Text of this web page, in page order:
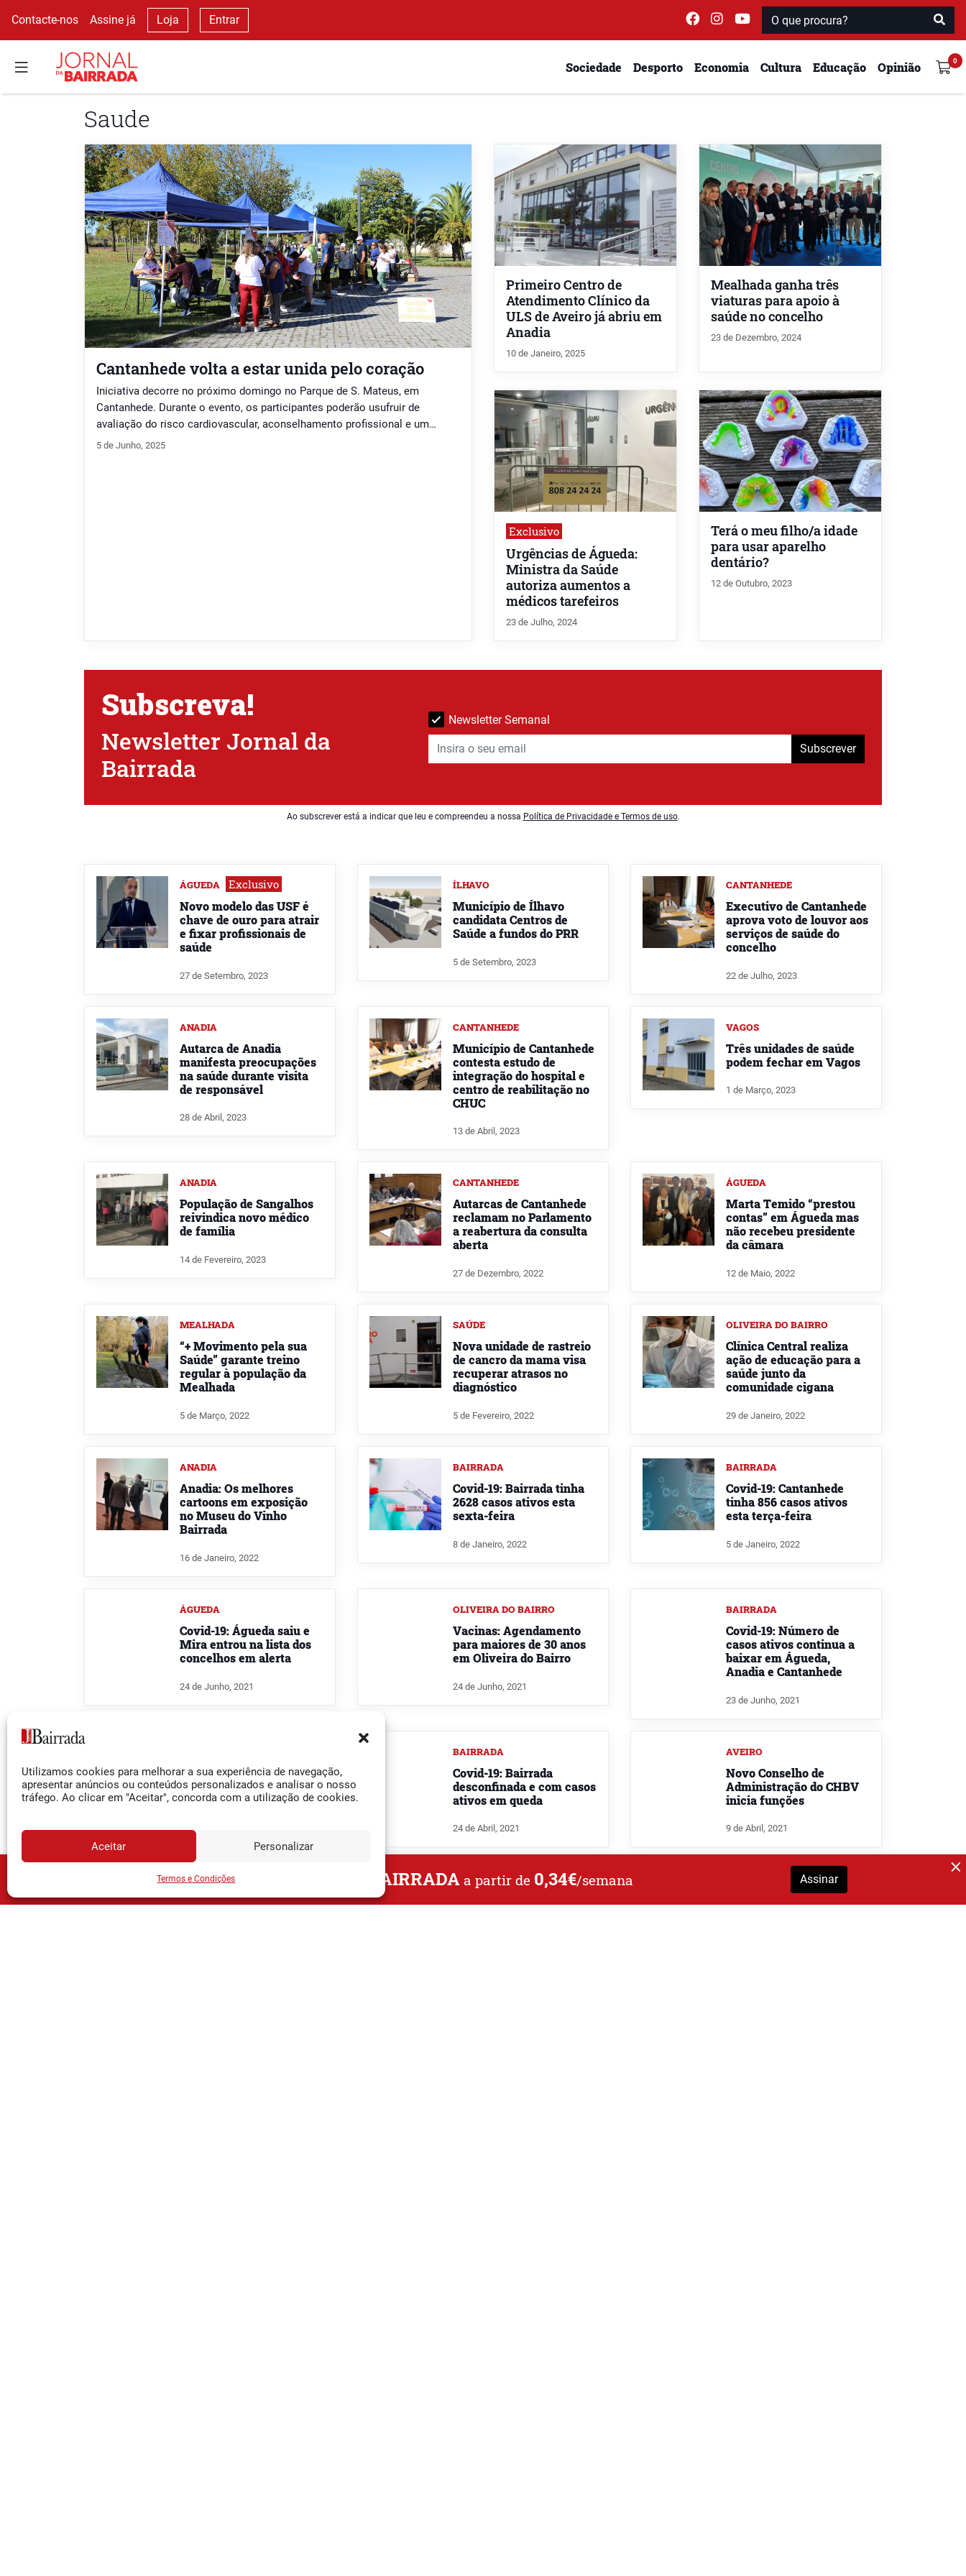
Utilizamos cookies para melhorar a sua experiência de navegação,
apresentar anúncios ou conteúdos personalizados e analisar o nosso
tráfego. Ao clicar em "Aceitar", concorda com a utilização de cookies.
Aceitar Personalizar
Termos e Condições
Contacte-nos Assine já Loja Entrar
Sociedade Desporto Economia Cultura Educação Opinião
Saude
Cantanhede volta a estar unida pelo coração
Iniciativa decorre no próximo domingo no Parque de S. Mateus, em
Cantanhede. Durante o evento, os participantes poderão usufruir de
avaliação do risco cardiovascular, aconselhamento profissional e um
conjunto alargado de atividades.
5 de Junho, 2025
Primeiro Centro de
Atendimento Clínico da
ULS de Aveiro já abriu em
Anadia
10 de Janeiro, 2025
Mealhada ganha três
viaturas para apoio à
saúde no concelho
23 de Dezembro, 2024
Exclusivo
Urgências de Águeda:
Ministra da Saúde
autoriza aumentos a
médicos tarefeiros
23 de Julho, 2024
Terá o meu filho/a idade
para usar aparelho
dentário?
12 de Outubro, 2023
Subscreva!
Newsletter Jornal da
Bairrada
Newsletter Semanal
Subscrever
Ao subscrever está a indicar que leu e compreendeu a nossa Política de Privacidade e Termos de uso.
ÁGUEDA Exclusivo
Novo modelo das USF é
chave de ouro para atrair
e fixar profissionais de
saúde
27 de Setembro, 2023
ÍLHAVO
Município de Ílhavo
candidata Centros de
Saúde a fundos do PRR
5 de Setembro, 2023
CANTANHEDE
Executivo de Cantanhede
aprova voto de louvor aos
serviços de saúde do
concelho
22 de Julho, 2023
ANADIA
Autarca de Anadia
manifesta preocupações
na saúde durante visita
de responsável
28 de Abril, 2023
CANTANHEDE
Município de Cantanhede
contesta estudo de
integração do hospital e
centro de reabilitação no
CHUC
13 de Abril, 2023
VAGOS
Três unidades de saúde
podem fechar em Vagos
1 de Março, 2023
ANADIA
População de Sangalhos
reivindica novo médico
de família
14 de Fevereiro, 2023
CANTANHEDE
Autarcas de Cantanhede
reclamam no Parlamento
a reabertura da consulta
aberta
27 de Dezembro, 2022
ÁGUEDA
Marta Temido “prestou
contas” em Águeda mas
não recebeu presidente
da câmara
12 de Maio, 2022
MEALHADA
“+ Movimento pela sua
Saúde” garante treino
regular à população da
Mealhada
5 de Março, 2022
SAÚDE
Nova unidade de rastreio
de cancro da mama visa
recuperar atrasos no
diagnóstico
5 de Fevereiro, 2022
OLIVEIRA DO BAIRRO
Clínica Central realiza
ação de educação para a
saúde junto da
comunidade cigana
29 de Janeiro, 2022
ANADIA
Anadia: Os melhores
cartoons em exposição
no Museu do Vinho
Bairrada
16 de Janeiro, 2022
BAIRRADA
Covid-19: Bairrada tinha
2628 casos ativos esta
sexta-feira
8 de Janeiro, 2022
BAIRRADA
Covid-19: Cantanhede
tinha 856 casos ativos
esta terça-feira
5 de Janeiro, 2022
ÁGUEDA
Covid-19: Águeda saiu e
Mira entrou na lista dos
concelhos em alerta
24 de Junho, 2021
OLIVEIRA DO BAIRRO
Vacinas: Agendamento
para maiores de 30 anos
em Oliveira do Bairro
24 de Junho, 2021
BAIRRADA
Covid-19: Número de
casos ativos continua a
baixar em Águeda,
Anadia e Cantanhede
23 de Junho, 2021
Vereadora critica ritmo
de vacinação e Saúde
responde com números
5 de Maio, 2021
BAIRRADA
Covid-19: Bairrada
desconfinada e com casos
ativos em queda
24 de Abril, 2021
AVEIRO
Novo Conselho de
Administração do CHBV
inicia funções
9 de Abril, 2021
COVID-19
2.ª fase de testagem nas
LIFESTYLE
Com mais de 50 proteja-
Autarquia de Cantanhede
Assine o JORNAL DA BAIRRADA a partir de 0,34€/semana Assinar